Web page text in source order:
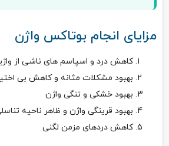
مزایای انجام بوتاکس واژن
کاهش درد و اسپاسم های ناشی از
بهبود مشکلات مثانه و کاهش بی
بهبود خشکی و تنگی واژن
بهبود قرینگی واژن و ظاهر ناحیه
کاهش دردهای مزمن لگنی